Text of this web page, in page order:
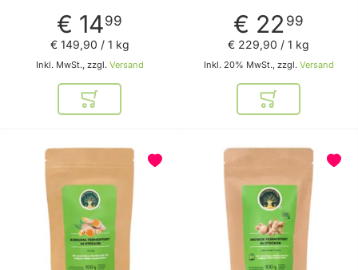
€ 1499
Inkl. MwSt., zzgl. Versand
€ 149,90 / 1 kg
In den Warenkorb
€ 22 99
Inkl. 20% MwSt., zzgl. Versand
€ 229,90 / 1 kg
In den